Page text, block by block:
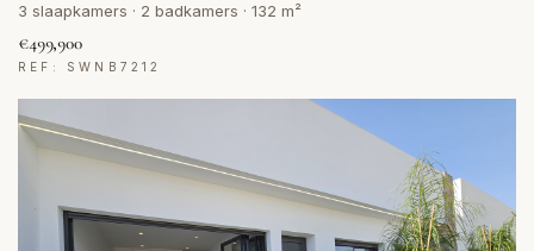
3 slaapkamers · 2 badkamers · 132 m²
€499,900
REF: SWNB7212